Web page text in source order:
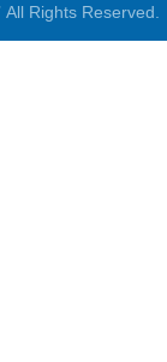
测仪
All Rights